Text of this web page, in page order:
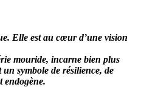
Elle est au cœur d’une vision
mouride, incarne bien plus
symbole de résilience, de
endogène.